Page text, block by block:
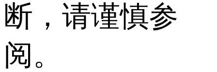
断，请谨慎参
阅。